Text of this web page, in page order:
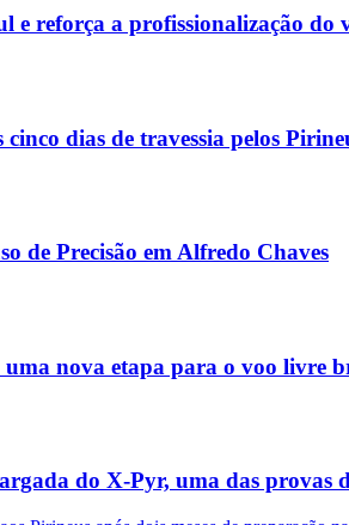
e reforça a profissionalização do
dias de travessia pelos
de Precisão em Alfredo Chaves
nova etapa para o voo livre
do X-Pyr, uma das